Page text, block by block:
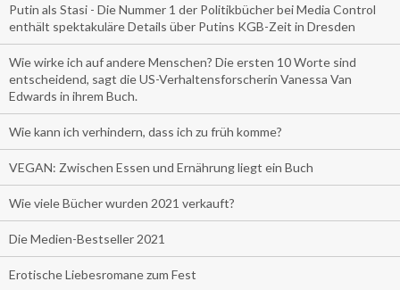
Putin als Stasi - Die Nummer 1 der Politikbücher bei Media Control
enthält spektakuläre Details über Putins KGB-Zeit in Dresden
Wie wirke ich auf andere Menschen? Die ersten 10 Worte sind
entscheidend, sagt die US-Verhaltensforscherin Vanessa Van
Edwards in ihrem Buch.
Wie kann ich verhindern, dass ich zu früh komme?
VEGAN: Zwischen Essen und Ernährung liegt ein Buch
Wie viele Bücher wurden 2021 verkauft?
Die Medien-Bestseller 2021
Erotische Liebesromane zum Fest